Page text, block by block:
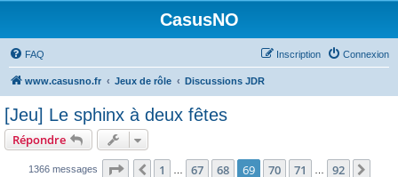
CasusNO
FAQ Connexion
Inscription
www.casusno.fr Jeux de rôle Discussions JDR
[Jeu] Le sphinx à deux fêtes
Répondre
1366 messages Page 69 sur 92
Précédent
1 67 68 69 70 71 92